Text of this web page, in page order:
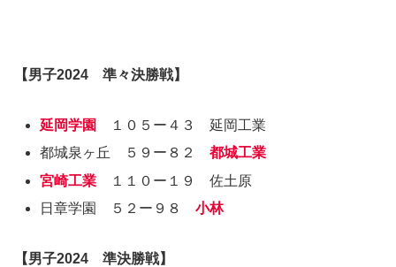
【男子2024 準々決勝戦】
延岡学園
１０５ー４３ 延岡工業
都城泉ヶ丘 ５９ー８２都城工業
宮崎工業 １１０ー１９ 佐土原
日章学園 ５２ー９８小林
【男子2024 準決勝戦】